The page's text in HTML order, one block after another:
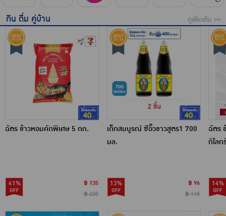
กิน ดื่ม คู่บ้าน ดูเพิ่มเติม >>
ฉัตร ข้าวหอมคัดพิเศษ 5 กก.
41%
฿ 135
฿ 230
เด็กสมบูรณ์ ซีอิ๊วขาวสูตร1 700
มล.
13%
฿ 96
฿ 110
ฉัตร
กิโลก
14%